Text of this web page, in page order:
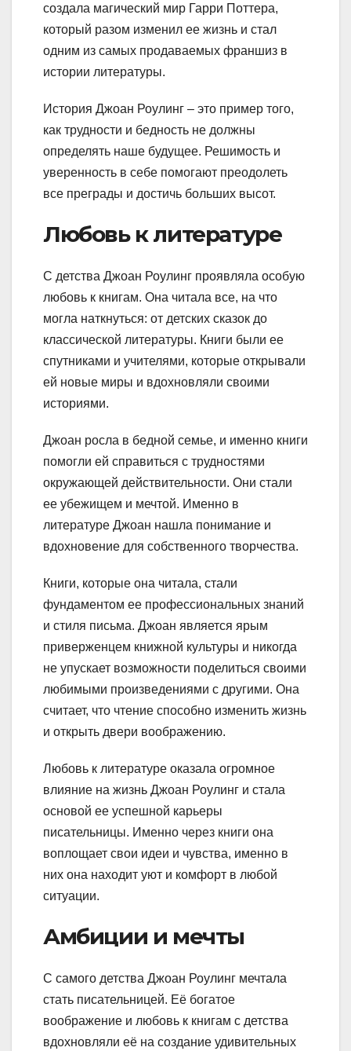
создала магический мир Гарри Поттера,
который разом изменил ее жизнь и стал
одним из самых продаваемых франшиз в
истории литературы.
История Джоан Роулинг – это пример того,
как трудности и бедность не должны
определять наше будущее. Решимость и
уверенность в себе помогают преодолеть
все преграды и достичь больших высот.
Любовь к литературе
С детства Джоан Роулинг проявляла особую
любовь к книгам. Она читала все, на что
могла наткнуться: от детских сказок до
классической литературы. Книги были ее
спутниками и учителями, которые открывали
ей новые миры и вдохновляли своими
историями.
Джоан росла в бедной семье, и именно книги
помогли ей справиться с трудностями
окружающей действительности. Они стали
ее убежищем и мечтой. Именно в
литературе Джоан нашла понимание и
вдохновение для собственного творчества.
Книги, которые она читала, стали
фундаментом ее профессиональных знаний
и стиля письма. Джоан является ярым
приверженцем книжной культуры и никогда
не упускает возможности поделиться своими
любимыми произведениями с другими. Она
считает, что чтение способно изменить жизнь
и открыть двери воображению.
Любовь к литературе оказала огромное
влияние на жизнь Джоан Роулинг и стала
основой ее успешной карьеры
писательницы. Именно через книги она
воплощает свои идеи и чувства, именно в
них она находит уют и комфорт в любой
ситуации.
Амбиции и мечты
С самого детства Джоан Роулинг мечтала
стать писательницей. Её богатое
воображение и любовь к книгам с детства
вдохновляли её на создание удивительных